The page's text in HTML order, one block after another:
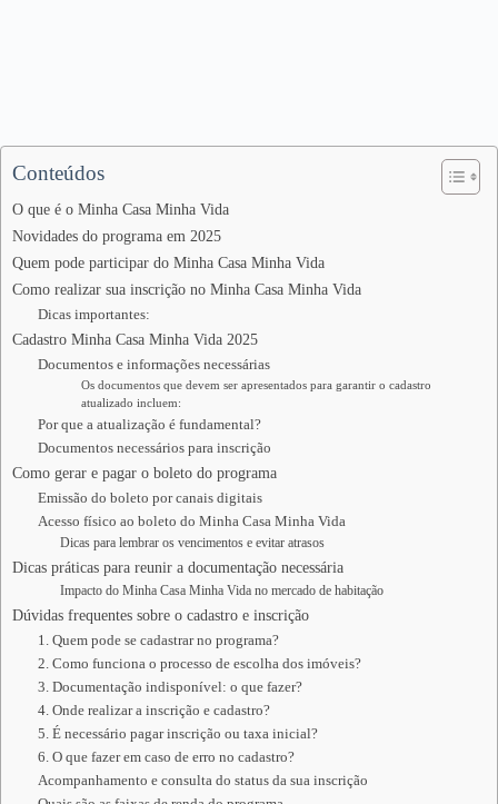
Conteúdos
O que é o Minha Casa Minha Vida
Novidades do programa em 2025
Quem pode participar do Minha Casa Minha Vida
Como realizar sua inscrição no Minha Casa Minha Vida
Dicas importantes:
Cadastro Minha Casa Minha Vida 2025
Documentos e informações necessárias
Os documentos que devem ser apresentados para garantir o cadastro
atualizado incluem:
Por que a atualização é fundamental?
Documentos necessários para inscrição
Como gerar e pagar o boleto do programa
Emissão do boleto por canais digitais
Acesso físico ao boleto do Minha Casa Minha Vida
Dicas para lembrar os vencimentos e evitar atrasos
Dicas práticas para reunir a documentação necessária
Impacto do Minha Casa Minha Vida no mercado de habitação
Dúvidas frequentes sobre o cadastro e inscrição
1. Quem pode se cadastrar no programa?
2. Como funciona o processo de escolha dos imóveis?
3. Documentação indisponível: o que fazer?
4. Onde realizar a inscrição e cadastro?
5. É necessário pagar inscrição ou taxa inicial?
6. O que fazer em caso de erro no cadastro?
Acompanhamento e consulta do status da sua inscrição